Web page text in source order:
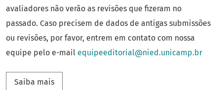
avaliadores não verão as revisões que fizeram no
passado. Caso precisem de dados de antigas submissões
ou revisões, por favor, entrem em contato com nossa
equipe pelo e-mail equipeeditorial@nied.unicamp.br
Saiba maisSaiba mais sobre Migração para a Incubadora